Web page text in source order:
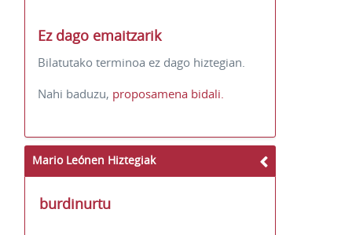
Ez dago emaitzarik
Bilatutako terminoa ez dago hiztegian.
Nahi baduzu, proposamena bidali.
Mario Leónen Hiztegiak
burdinurtu